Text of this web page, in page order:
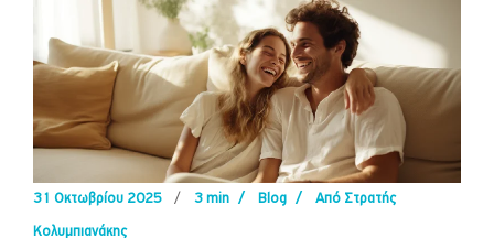
31 Οκτωβρίου 2025 / 3 min / Blog / Από Στρατής
Κολυμπιανάκης